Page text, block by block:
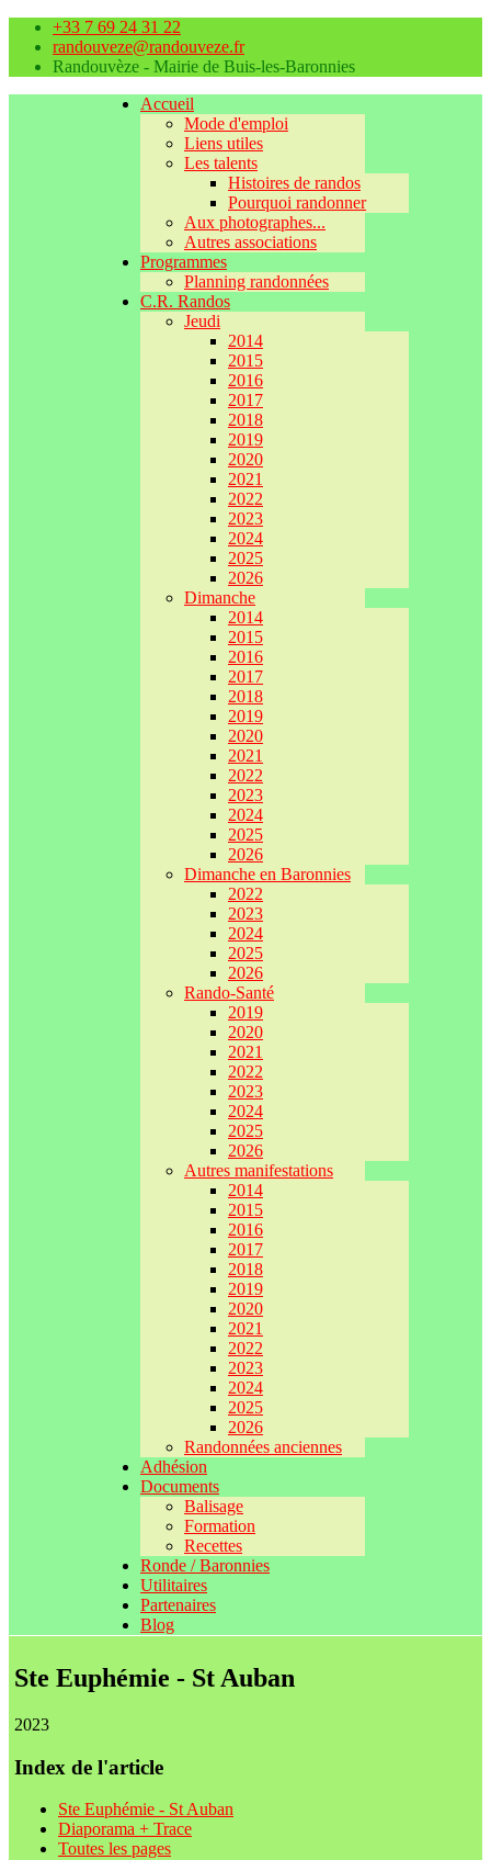
+33 7 69 24 31 22
randouveze@randouveze.fr
Randouvèze - Mairie de Buis-les-Baronnies
Accueil
Mode d'emploi
Liens utiles
Les talents
Histoires de randos
Pourquoi randonner
Aux photographes...
Autres associations
Programmes
Planning randonnées
C.R. Randos
Jeudi
2014
2015
2016
2017
2018
2019
2020
2021
2022
2023
2024
2025
2026
Dimanche
2014
2015
2016
2017
2018
2019
2020
2021
2022
2023
2024
2025
2026
Dimanche en Baronnies
2022
2023
2024
2025
2026
Rando-Santé
2019
2020
2021
2022
2023
2024
2025
2026
Autres manifestations
2014
2015
2016
2017
2018
2019
2020
2021
2022
2023
2024
2025
2026
Randonnées anciennes
Adhésion
Documents
Balisage
Formation
Recettes
Ronde / Baronnies
Utilitaires
Partenaires
Blog
Ste Euphémie - St Auban
2023
Index de l'article
Ste Euphémie - St Auban
Diaporama + Trace
Toutes les pages